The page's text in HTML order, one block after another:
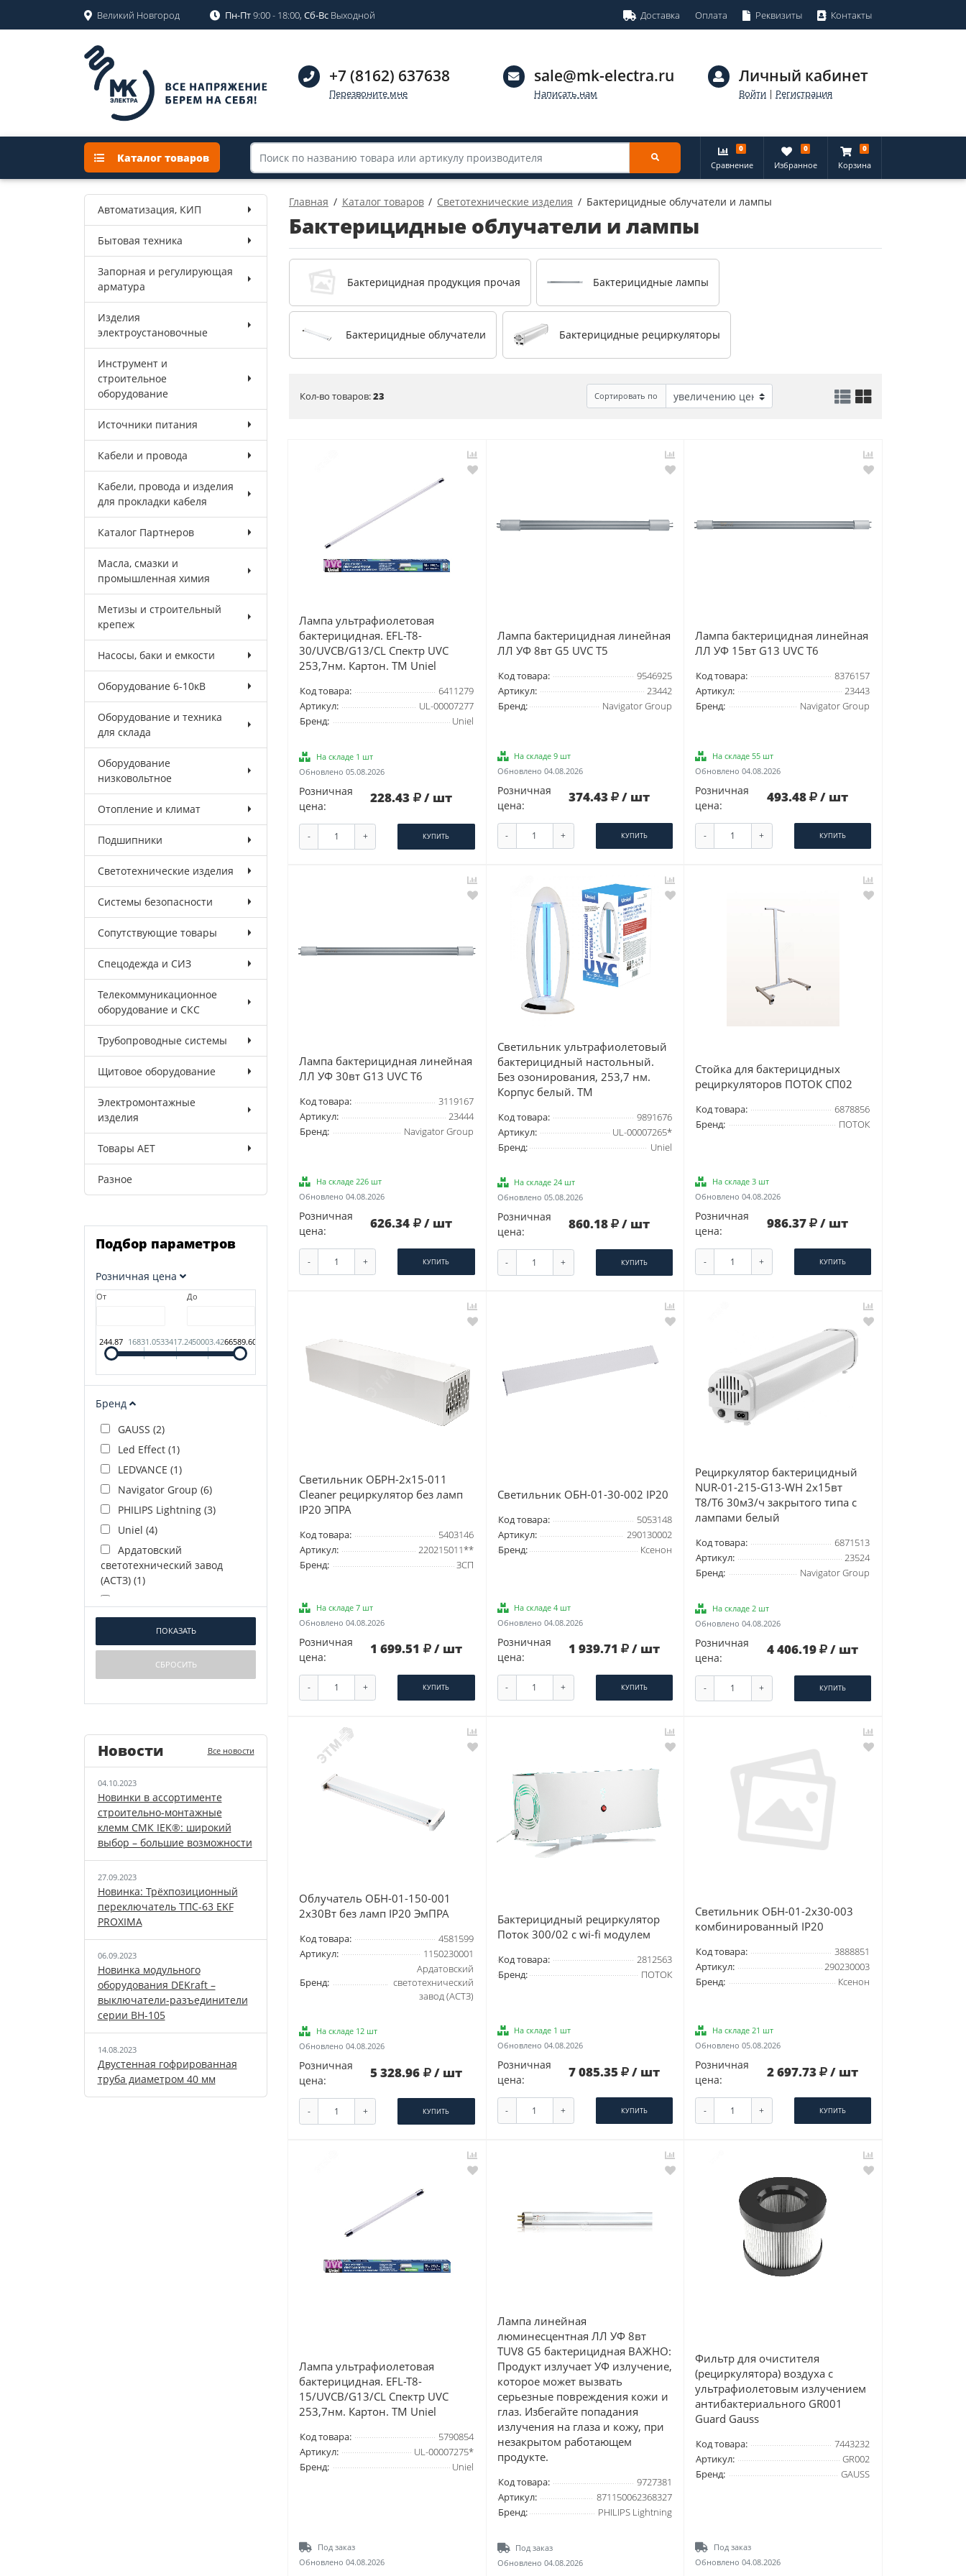
Великий Новгород Пн-Пт9:00 - 18:00, Сб-Вс Выходной Доставка Оплата Реквизиты Контакты
+7 (8162) 637638
Перезвоните мне
sale@mk-electra.ru
Написать нам
Личный кабинет
Войти | Регистрация
Каталог товаров
0
Сравнение
0
Избранное
0
Корзина
Главная Каталог товаров Светотехнические изделия Бактерицидные облучатели и лампы
Бактерицидные облучатели и лампы
Бактерицидная продукция прочая Бактерицидные лампы
Бактерицидные облучатели Бактерицидные рециркуляторы
Кол-во товаров:23 Сортировать по
Лампа ультрафиолетовая
бактерицидная. EFL-T8-
30/UVCB/G13/CL Спектр UVC
253,7нм. Картон. ТМ Uniel
Код товара:
6411279
Артикул:
UL-00007277
Бренд:
Uniel
На складе 1 шт
Обновлено 05.08.2026
Розничная
цена:
228.43 / шт
- + КУПИТЬ
Лампа бактерицидная линейная
ЛЛ УФ 8вт G5 UVC Т5
Код товара:
9546925
Артикул:
23442
Бренд:
Navigator Group
На складе 9 шт
Обновлено 04.08.2026
Розничная
цена:
374.43 / шт
- + КУПИТЬ
Лампа бактерицидная линейная
ЛЛ УФ 15вт G13 UVC Т6
Код товара:
8376157
Артикул:
23443
Бренд:
Navigator Group
На складе 55 шт
Обновлено 04.08.2026
Розничная
цена:
493.48 / шт
- + КУПИТЬ
Лампа бактерицидная линейная
ЛЛ УФ 30вт G13 UVC Т6
Код товара:
3119167
Артикул:
23444
Бренд:
Navigator Group
На складе 226 шт
Обновлено 04.08.2026
Розничная
цена:
626.34 / шт
- + КУПИТЬ
Светильник ультрафиолетовый
бактерицидный настольный.
Без озонирования, 253,7 нм.
Корпус белый. ТМ
Код товара:
9891676
Артикул:
UL-00007265*
Бренд:
Uniel
На складе 24 шт
Обновлено 05.08.2026
Розничная
цена:
860.18 / шт
- + КУПИТЬ
Стойка для бактерицидных
рециркуляторов ПОТОК СП02
Код товара:
6878856
Бренд:
ПОТОК
На складе 3 шт
Обновлено 04.08.2026
Розничная
цена:
986.37 / шт
- + КУПИТЬ
Светильник ОБРН-2х15-011
Cleaner рециркулятор без ламп
IP20 ЭПРА
Код товара:
5403146
Артикул:
220215011**
Бренд:
ЗСП
На складе 7 шт
Обновлено 04.08.2026
Розничная
цена:
1 699.51 / шт
- + КУПИТЬ
Светильник ОБН-01-30-002 IP20
Код товара:
5053148
Артикул:
290130002
Бренд:
Ксенон
На складе 4 шт
Обновлено 04.08.2026
Розничная
цена:
1 939.71 / шт
- + КУПИТЬ
Рециркулятор бактерицидный
NUR-01-215-G13-WH 2х15вт
T8/T6 30м3/ч закрытого типа с
лампами белый
Код товара:
6871513
Артикул:
23524
Бренд:
Navigator Group
На складе 2 шт
Обновлено 04.08.2026
Розничная
цена:
4 406.19 / шт
- + КУПИТЬ
Облучатель ОБН-01-150-001
2х30Вт без ламп IP20 ЭмПРА
Код товара:
4581599
Артикул:
1150230001
Бренд:
Ардатовский
светотехнический
завод (АСТЗ)
На складе 12 шт
Обновлено 04.08.2026
Розничная
цена:
5 328.96 / шт
- + КУПИТЬ
Бактерицидный рециркулятор
Поток 300/02 c wi-fi модулем
Код товара:
2812563
Бренд:
ПОТОК
На складе 1 шт
Обновлено 04.08.2026
Розничная
цена:
7 085.35 / шт
- + КУПИТЬ
Светильник ОБН-01-2х30-003
комбинированный IP20
Код товара:
3888851
Артикул:
290230003
Бренд:
Ксенон
На складе 21 шт
Обновлено 05.08.2026
Розничная
цена:
2 697.73 / шт
- + КУПИТЬ
Лампа ультрафиолетовая
бактерицидная. EFL-T8-
15/UVCB/G13/CL Спектр UVC
253,7нм. Картон. ТМ Uniel
Код товара:
5790854
Артикул:
UL-00007275*
Бренд:
Uniel
Под заказ
Обновлено 04.08.2026
Лампа линейная
люминесцентная ЛЛ УФ 8вт
TUV8 G5 бактерицидная ВАЖНО:
Продукт излучает УФ излучение,
которое может вызвать
серьезные повреждения кожи и
глаз. Избегайте попадания
излучения на глаза и кожу, при
незакрытом работающем
продукте.
Код товара:
9727381
Артикул:
871150062368327
Бренд:
PHILIPS Lightning
Под заказ
Обновлено 04.08.2026
Фильтр для очистителя
(рециркулятора) воздуха с
ультрафиолетовым излучением
антибактериального GR001
Guard Gauss
Код товара:
7443232
Артикул:
GR002
Бренд:
GAUSS
Под заказ
Обновлено 04.08.2026
Автоматизация, КИП
Бытовая техника
Запорная и регулирующая
арматура
Изделия
электроустановочные
Инструмент и
строительное
оборудование
Источники питания
Кабели и провода
Кабели, провода и изделия
для прокладки кабеля
Каталог Партнеров
Масла, смазки и
промышленная химия
Метизы и строительный
крепеж
Насосы, баки и емкости
Оборудование 6-10кВ
Оборудование и техника
для склада
Оборудование
низковольтное
Отопление и климат
Подшипники
Светотехнические изделия
Системы безопасности
Сопутствующие товары
Спецодежда и СИЗ
Телекоммуникационное
оборудование и СКС
Трубопроводные системы
Щитовое оборудование
Электромонтажные
изделия
Товары AET
Разное
Подбор параметров
Розничная цена
От До
244.87 16831.0533417.2450003.4266589.60
Бренд
GAUSS (2)
Led Effect (1)
LEDVANCE (1)
Navigator Group (6)
PHILIPS Lightning (3)
Uniel (4)
Ардатовский
светотехнический завод
(АСТЗ) (1)
Ксенон (2)
Новости Все новости
04.10.2023
Новинки в ассортименте
строительно-монтажные
клемм СМК IEK®: широкий
выбор – большие возможности
27.09.2023
Новинка: Трёхпозиционный
переключатель ТПС-63 EKF
PROXIMA
06.09.2023
Новинка модульного
оборудования DEKraft –
выключатели-разъединители
серии ВН-105
14.08.2023
Двустенная гофрированная
труба диаметром 40 мм